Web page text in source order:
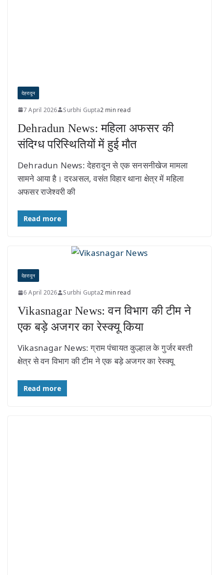
देहरादून
7 April 2026 Surbhi Gupta2 min read
Dehradun News: महिला अफसर की
संदिग्ध परिस्थितियों में हुई मौत
Dehradun News: देहरादून से एक सनसनीखेज मामला
सामने आया है। दरअसल, वसंत विहार थाना क्षेत्र में महिला
अफसर राजेश्वरी की
Read more
देहरादून
6 April 2026 Surbhi Gupta2 min read
Vikasnagar News: वन विभाग की टीम ने
एक बड़े अजगर का रेस्क्यू किया
Vikasnagar News: ग्राम पंचायत कुल्हाल के गुर्जर बस्ती
क्षेत्र से वन विभाग की टीम ने एक बड़े अजगर का रेस्क्यू
Read more